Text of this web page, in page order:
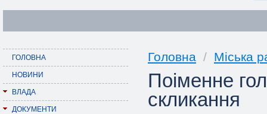
ГОЛОВНА
НОВИНИ
ВЛАДА
ДОКУМЕНТИ
Головна / Міська
Поіменне
скликання